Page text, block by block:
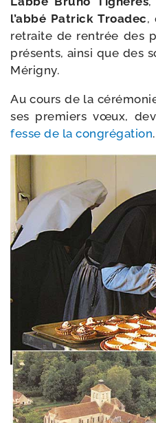
l’abbé Patrick Troadec,
retraite de ren­trée des
pré­sents, ain­si que des
Mérigny.
Au cours de la
ses pre­miers vœux,
fesse de la congré­ga­tion.